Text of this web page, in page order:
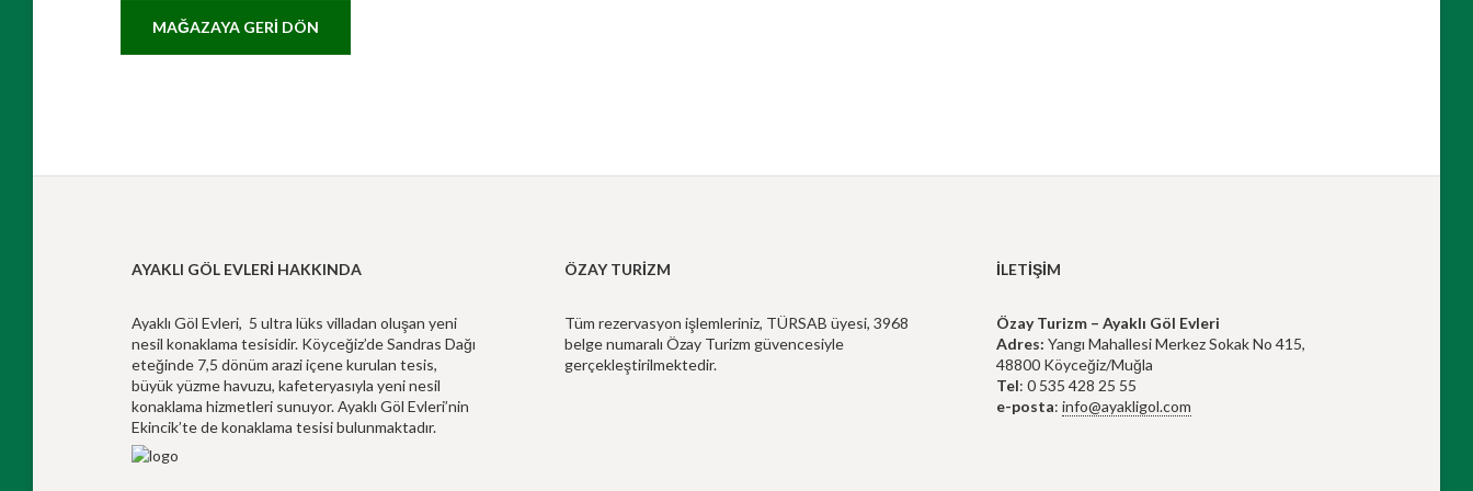
MAĞAZAYA GERI DÖN
AYAKLI GÖL EVLERI HAKKINDA
Ayaklı Göl Evleri, 5 ultra lüks villadan oluşan yeni
nesil konaklama tesisidir. Köyceğiz’de Sandras Dağı
eteğinde 7,5 dönüm arazi içene kurulan tesis,
büyük yüzme havuzu, kafeteryasıyla yeni nesil
konaklama hizmetleri sunuyor. Ayaklı Göl Evleri’nin
Ekincik’te de konaklama tesisi bulunmaktadır.
ÖZAY TURIZM
Tüm rezervasyon işlemleriniz, TÜRSAB üyesi, 3968
belge numaralı Özay Turizm güvencesiyle
gerçekleştirilmektedir.
İLETIŞIM
Özay Turizm – Ayaklı Göl Evleri
Adres: Yangı Mahallesi Merkez Sokak No 415,
48800 Köyceğiz/Muğla
Tel: 0 535 428 25 55
e-posta:info@ayakligol.com